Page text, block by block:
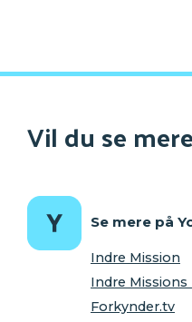
Vil du se
Se mere på
Indre Mission
Indre
Forkynder.tv